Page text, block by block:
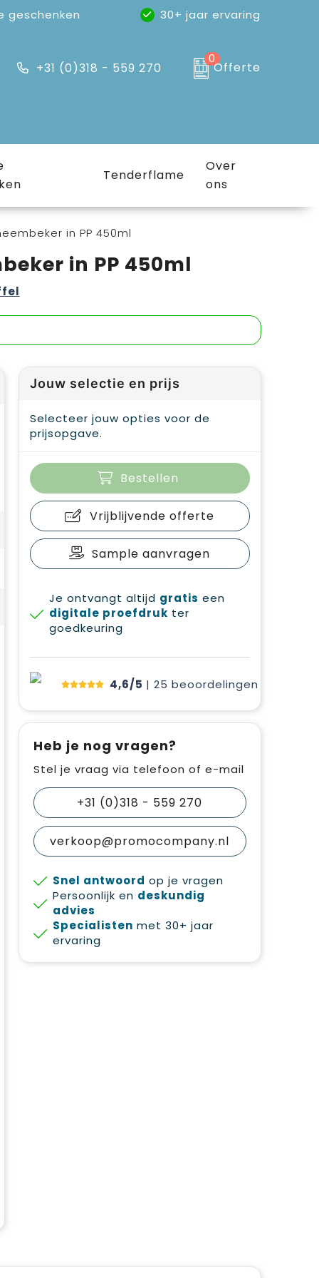
geschenken 30+ jaar ervaring
+31 (0)318 - 559 270
0
Offerte
Tenderflame
Over
ons
in PP 450ml
in PP 450ml
Jouw selectie en prijs
Selecteer jouw opties voor de
prijsopgave.
Bestellen
Vrijblijvende offerte
Sample aanvragen
Je ontvangt altijd gratis een
digitale proefdruk ter
goedkeuring
4,6/5 | 25 beoordelingen
Heb je nog vragen?
Stel je vraag via telefoon of e-mail
+31 (0)318 - 559 270
verkoop@promocompany.nl
Snel antwoord op je vragen
Persoonlijk en deskundig
advies
Specialisten met 30+ jaar
ervaring